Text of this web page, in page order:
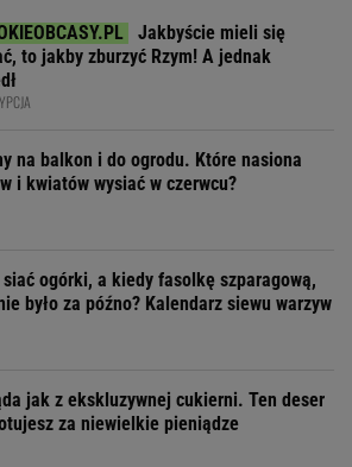
Jakbyście mieli się
to jakby zburzyć Rzym! A jednak
na balkon i do ogrodu. Które nasiona
i kwiatów wysiać w czerwcu?
siać ogórki, a kiedy fasolkę szparagową,
było za późno? Kalendarz siewu warzyw
jak z ekskluzywnej cukierni. Ten deser
za niewielkie pieniądze